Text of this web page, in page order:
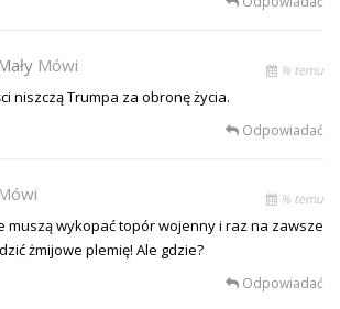
Mówi % temu
niszczą Trumpa za obronę życia.
Odpowiadać
Mówi % temu
muszą wykopać topór wojenny i raz na zawsze
żmijowe plemię! Ale gdzie?
Odpowiadać